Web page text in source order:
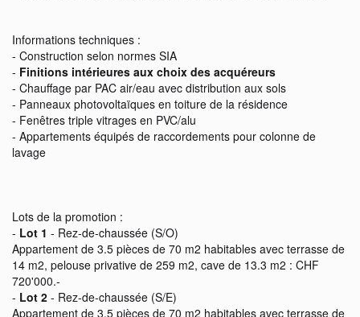
Informations techniques :
- Construction selon normes SIA
- Finitions intérieures aux choix des acquéreurs
- Chauffage par PAC air/eau avec distribution aux sols
- Panneaux photovoltaïques en toiture de la résidence
- Fenêtres triple vitrages en PVC/alu
- Appartements équipés de raccordements pour colonne de
lavage
Lots de la promotion :
- Lot 1 - Rez-de-chaussée (S/O)
Appartement de 3.5 pièces de 70 m2 habitables avec terrasse de
14 m2, pelouse privative de 259 m2, cave de 13.3 m2 : CHF
720'000.-
- Lot 2 - Rez-de-chaussée (S/E)
Appartement de 3.5 pièces de 70 m2 habitables avec terrasse de